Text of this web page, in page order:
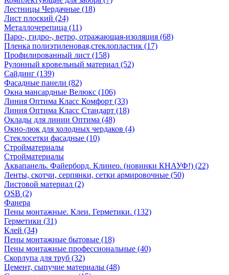
Лестницы Чердачные (18)
Лист плоский (24)
Металлочерепица (11)
Паро-, гидро-, ветро, отражающая-изоляция (68)
Пленка полиэтиленовая,стеклопластик (17)
Профилированный лист (158)
Рулонный кровельный материал (52)
Сайдинг (139)
Фасадные панели (82)
Окна мансардные Велюкс (106)
Линия Оптима Класс Комфорт (33)
Линия Оптима Класс Стандарт (18)
Оклады для линии Оптима (48)
Окно-люк для холодных чердаков (4)
Стеклосетки фасадные (10)
Стройматериалы
Стройматериалы
Аквапанель. Файерборд. Клинео. (новинки КНАУФ!) (22)
Ленты, скотчи, серпянки, сетки армировочные (50)
Листовой материал (2)
OSB (2)
Фанера
Пены монтажные. Клеи. Герметики. (132)
Герметики (31)
Клей (34)
Пены монтажные бытовые (18)
Пены монтажные профессиональные (40)
Скорлупа для труб (32)
Цемент, сыпучие материалы (48)